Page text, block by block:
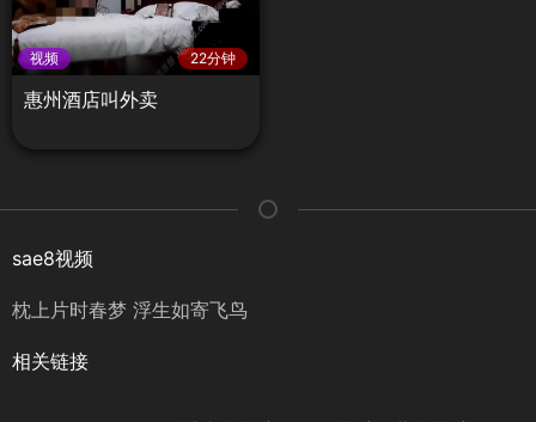
视频 22分钟
惠州酒店叫外卖
sae8视频
枕上片时春梦 浮生如寄飞鸟
相关链接